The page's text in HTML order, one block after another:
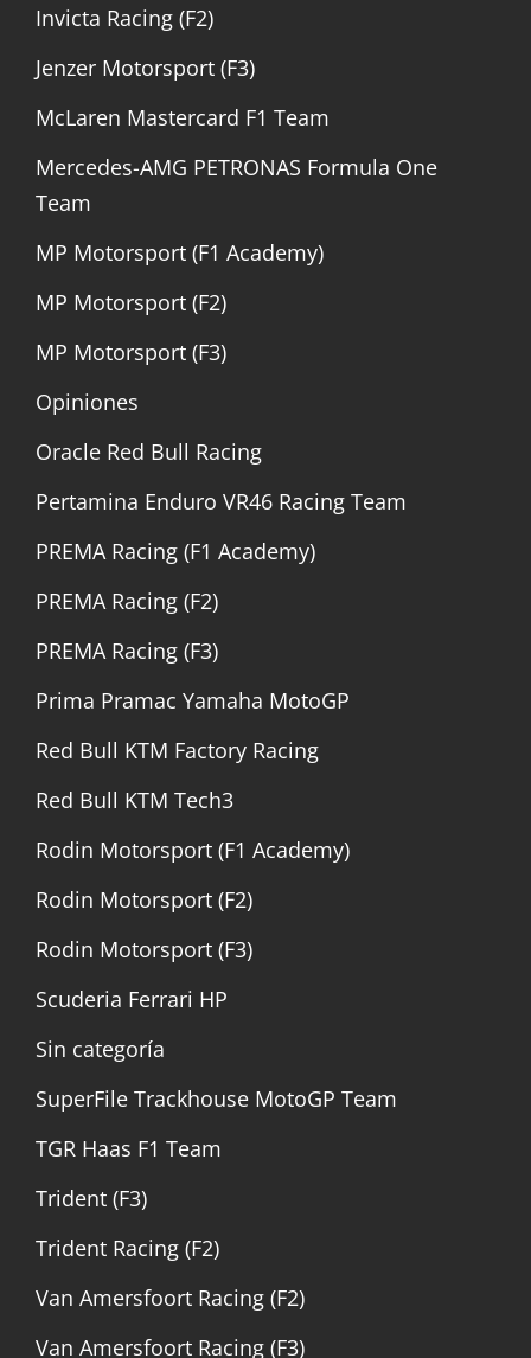
Invicta Racing (F2)
Jenzer Motorsport (F3)
McLaren Mastercard F1 Team
Mercedes-AMG PETRONAS Formula One
Team
MP Motorsport (F1 Academy)
MP Motorsport (F2)
MP Motorsport (F3)
Opiniones
Oracle Red Bull Racing
Pertamina Enduro VR46 Racing Team
PREMA Racing (F1 Academy)
PREMA Racing (F2)
PREMA Racing (F3)
Prima Pramac Yamaha MotoGP
Red Bull KTM Factory Racing
Red Bull KTM Tech3
Rodin Motorsport (F1 Academy)
Rodin Motorsport (F2)
Rodin Motorsport (F3)
Scuderia Ferrari HP
Sin categoría
SuperFile Trackhouse MotoGP Team
TGR Haas F1 Team
Trident (F3)
Trident Racing (F2)
Van Amersfoort Racing (F2)
Van Amersfoort Racing (F3)